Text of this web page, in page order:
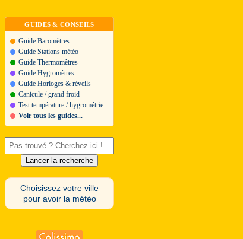
GUIDES & CONSEILS
Guide Baromètres
Guide Stations météo
Guide Thermomètres
Guide Hygromètres
Guide Horloges & réveils
Canicule / grand froid
Test température / hygrométrie
Voir tous les guides...
Choisissez votre ville
pour avoir la météo